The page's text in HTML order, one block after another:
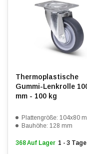
Thermoplastische
Gummi-Lenkrolle
mm - 100 kg
Plattengröße: 104x80
Bauhöhe: 128 mm
368 Auf Lager 1 - 3 Tage